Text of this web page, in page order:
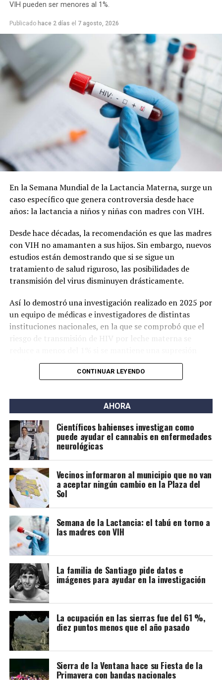
Cabe recordar que la refuncionalización del Mercado
Municipal incluye modificaciones en la plaza, a fin de
lograr una mancomunión entre los dos espacios y que el
La nota que presentaron los vecinos:
VIH pueden ser menores al 1%.
Publicado hace 2 días el 7 agosto, 2026
En la Semana Mundial de la Lactancia Materna, surge un
caso específico que genera controversia desde hace
años: la lactancia a niños y niñas con madres con VIH.
Desde hace décadas, la recomendación es que las madres
con VIH no amamanten a sus hijos. Sin embargo, nuevos
estudios están demostrando que si se sigue un
tratamiento de salud riguroso, las posibilidades de
transmisión del virus disminuyen drásticamente.
Así lo demostró una investigación realizado en 2025 por
un equipo de médicas e investigadores de distintas
instituciones nacionales, en la que se comprobó que el
riesgo de transmisión de HIV por leche materna se
virológica consistente.
Los primeros estudios que respaldaron esta posibilidad
surgieron en países de bajos ingresos, donde la
Organización Mundial de la Salud (OMS) comenzó a
recomendar la lactancia para personas con VIH bajo
tratamiento.
Investigaciones posteriores confirmaron tasas muy
bajas de transmisión, especialmente cuando el
tratamiento se inició antes del embarazo o en sus
primeras etapas y se mantuvo de forma estricta. Los
pocos casos detectados estuvieron asociados a cargas
virales elevadas o a la interrupción de la medicación.
A partir de esta evidencia, distintas guías
internacionales modificaron sus recomendaciones.
Organismos como la Sociedad Clínica Europea del Sida
(EACS), el Departamento de Salud de Estados Unidos y la
Sociedad Argentina de Infectología (SADI) sostienen
que las personas con VIH que mantienen una carga viral
indetectable y eligen amamantar deben recibir
información, acompañamiento y un seguimiento médico
estrecho.
Ese seguimiento incluye controles frecuentes de la
CONTINUAR LEYENDO
AHORA
Científicos bahienses investigan como
puede ayudar el cannabis en enfermedades
neurológicas
Vecinos informaron al municipio que no van
a aceptar ningún cambio en la Plaza del
Sol
Semana de la Lactancia: el tabú en torno a
las madres con VIH
La familia de Santiago pide datos e
imágenes para ayudar en la investigación
La ocupación en las sierras fue del 61 %,
diez puntos menos que el año pasado
Sierra de la Ventana hace su Fiesta de la
Primavera con bandas nacionales